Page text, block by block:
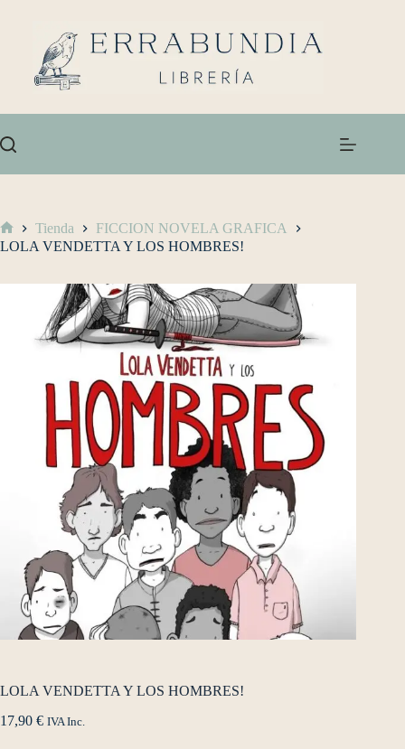
Tienda
FICCION NOVELA GRAFICA
LOLA VENDETTA Y LOS ­HOMBRES!
LOLA VENDETTA Y LOS ­HOMBRES!
17,90 € IVA Inc.